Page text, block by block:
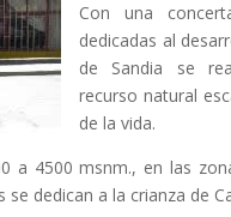
Con una
dedicadas al
de Sandia se
recurso natural
de la vida.
a 4500 msnm., en las
dedican a la crianza de